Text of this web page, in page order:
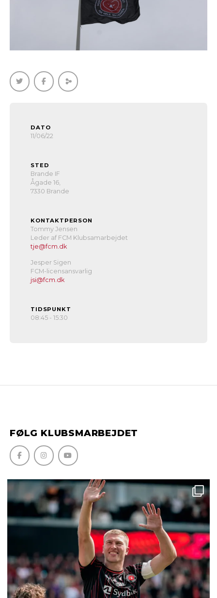
DATO
11/06/22
STED
Brande IF
Ågade 16,
7330 Brande
KONTAKTPERSON
Tommy Jensen
Leder af FCM Klubsamarbejdet
tje@fcm.dk
Jesper Sigen
FCM-licensansvarlig
jsi@fcm.dk
TIDSPUNKT
08:45 - 15:30
FØLG KLUBSMARBEJDET